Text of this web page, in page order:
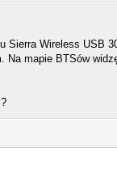
Wireless USB
mapie BTSów